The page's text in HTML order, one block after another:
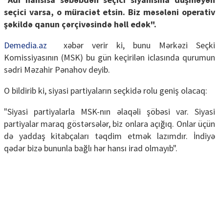
seçici varsa, o müraciət etsin. Biz məsələni operativ
şəkildə qanun çərçivəsində həll edək".
Demedia.az xəbər verir ki, bunu Mərkəzi Seçki
Komissiyasının (MSK) bu gün keçirilən iclasında qurumun
sədri Məzahir Pənahov deyib.
O bildirib ki, siyasi partiyaların seçkidə rolu geniş olacaq:
"Siyasi partiyalarla MSK-nın əlaqəli şöbəsi var. Siyasi
partiyalar maraq göstərsələr, biz onlara açığıq. Onlar üçün
də yaddaş kitabçaları təqdim etmək lazımdır. İndiyə
qədər bizə bununla bağlı hər hansı irad olmayıb".